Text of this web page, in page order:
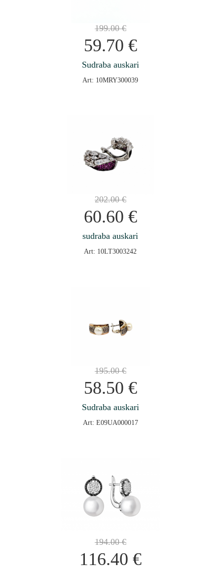
199.00€
59.70 €
Sudraba auskari
Art: 10MRY300039
202.00€
60.60 €
sudraba auskari
Art: 10LT3003242
195.00€
58.50 €
Sudraba auskari
Art: E09UA000017
194.00€
116.40 €